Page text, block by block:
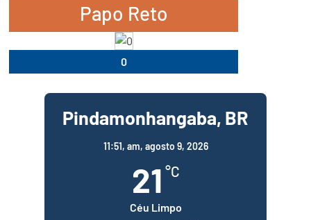
Papo Reto
0
Pindamonhangaba, BR
11:51, am, agosto 9, 2026
21 °C
Céu Limpo